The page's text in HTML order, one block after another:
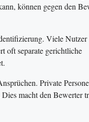
können gegen den
Viele Nutzer
oft separate gerichtliche
Private
macht den Bewerter